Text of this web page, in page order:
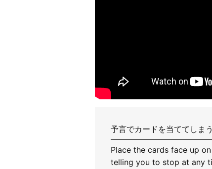
予言でカードを当ててしま
Place the cards face up
telling you to stop at any